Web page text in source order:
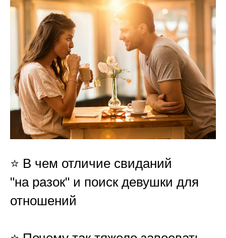
⭐️ В чем отличие свиданий
"на разок" и поиск девушки для
отношений